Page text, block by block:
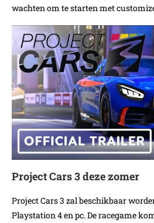
wachten om te starten met
Project Cars 3 deze zomer
Project Cars 3 zal beschikbaar
Playstation 4 en pc. De racegame